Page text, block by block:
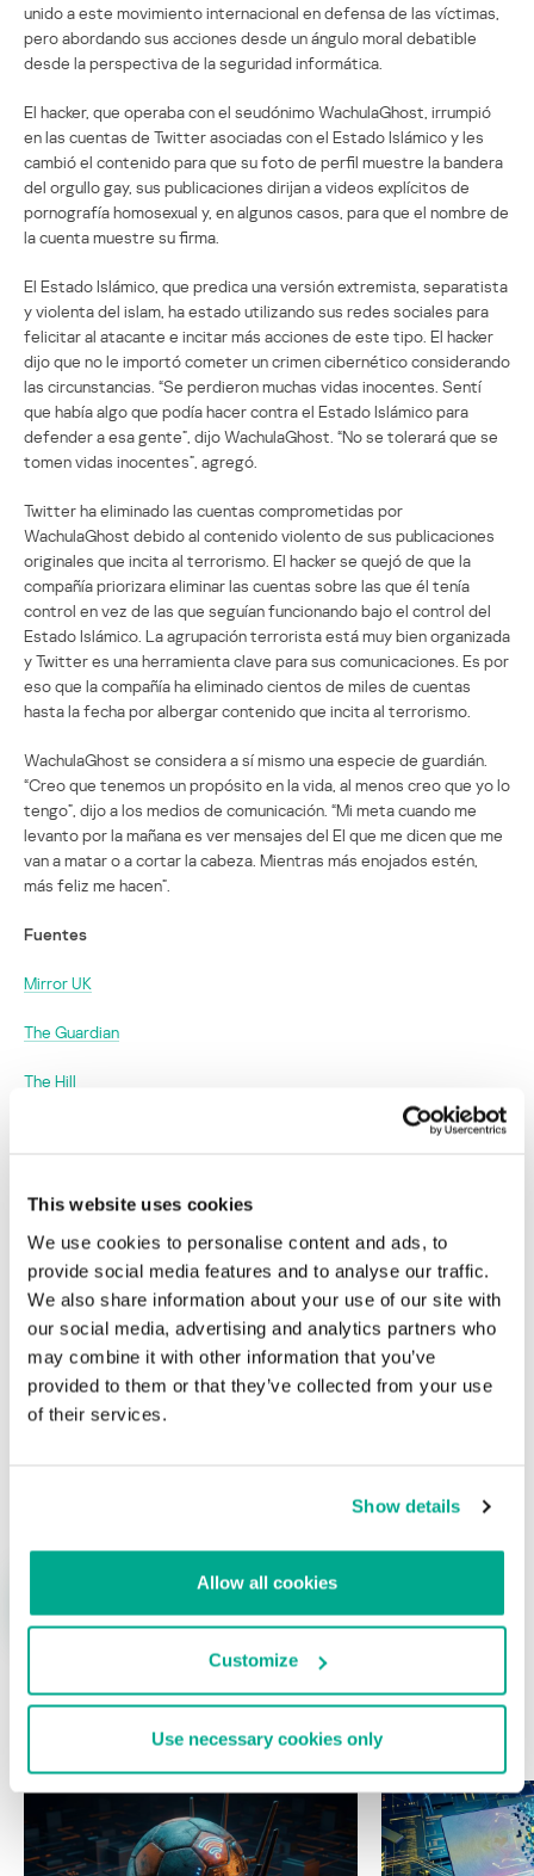
This website uses cookies
We use cookies to personalise content and ads, to
provide social media features and to analyse our traffic.
We also share information about your use of our site with
our social media, advertising and analytics partners who
may combine it with other information that you’ve
provided to them or that they’ve collected from your use
of their services.
Show details
Allow all cookies
Customize
Use necessary cookies only
unido a este movimiento internacional en defensa de las víctimas,
pero abordando sus acciones desde un ángulo moral debatible
desde la perspectiva de la seguridad informática.
El hacker, que operaba con el seudónimo WachulaGhost, irrumpió
en las cuentas de Twitter asociadas con el Estado Islámico y les
cambió el contenido para que su foto de perfil muestre la bandera
del orgullo gay, sus publicaciones dirijan a videos explícitos de
pornografía homosexual y, en algunos casos, para que el nombre de
la cuenta muestre su firma.
El Estado Islámico, que predica una versión extremista, separatista
y violenta del islam, ha estado utilizando sus redes sociales para
felicitar al atacante e incitar más acciones de este tipo. El hacker
dijo que no le importó cometer un crimen cibernético considerando
las circunstancias. “Se perdieron muchas vidas inocentes. Sentí
que había algo que podía hacer contra el Estado Islámico para
defender a esa gente”, dijo WachulaGhost. “No se tolerará que se
tomen vidas inocentes”, agregó.
Twitter ha eliminado las cuentas comprometidas por
WachulaGhost debido al contenido violento de sus publicaciones
originales que incita al terrorismo. El hacker se quejó de que la
compañía priorizara eliminar las cuentas sobre las que él tenía
control en vez de las que seguían funcionando bajo el control del
Estado Islámico. La agrupación terrorista está muy bien organizada
y Twitter es una herramienta clave para sus comunicaciones. Es por
eso que la compañía ha eliminado cientos de miles de cuentas
hasta la fecha por albergar contenido que incita al terrorismo.
WachulaGhost se considera a sí mismo una especie de guardián.
“Creo que tenemos un propósito en la vida, al menos creo que yo lo
tengo”, dijo a los medios de comunicación. “Mi meta cuando me
levanto por la mañana es ver mensajes del EI que me dicen que me
van a matar o a cortar la cabeza. Mientras más enojados estén,
más feliz me hacen”.
Fuentes
Mirror UK
The Guardian
The Hill
propaganda LGBT
Su dirección de correo electrónico no será publicada.
campos obligatorios están marcados con
ÚLTIMAS PUBLICACIONES